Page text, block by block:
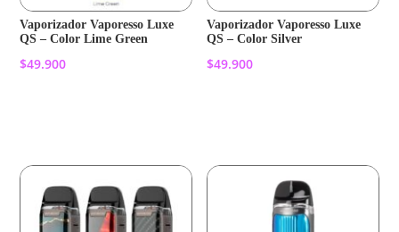
Vaporizador Vaporesso Luxe
QS – Color Lime Green
$49.900
Vaporizador Vaporesso Luxe
QS – Color Silver
$49.900